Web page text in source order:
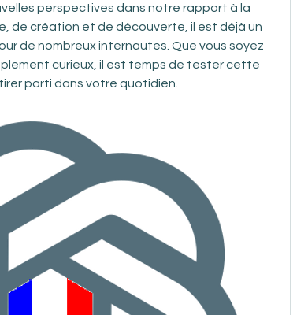
perspectives dans notre rapport à la
de création et de découverte, il est déjà un
de nombreux internautes. Que vous soyez
curieux, il est temps de tester cette
parti dans votre quotidien.